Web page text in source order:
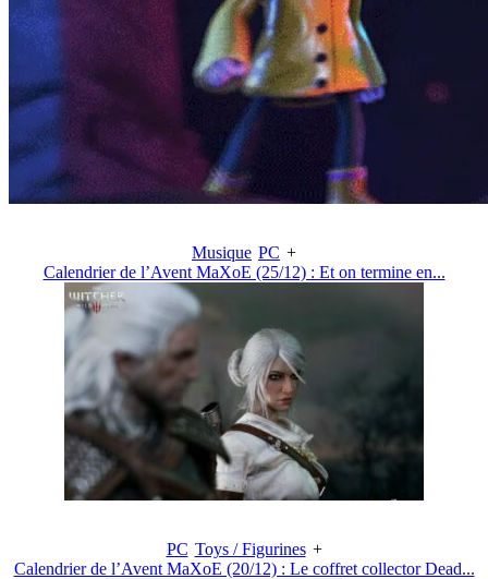
Musique PC +
Calendrier de l’Avent MaXoE (25/12) : Et on termine en...
PC Toys / Figurines +
Calendrier de l’Avent MaXoE (20/12) : Le coffret collector Dead...